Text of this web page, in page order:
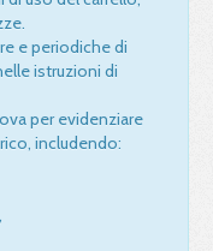
e periodiche di
istruzioni di
per evidenziare
includendo: